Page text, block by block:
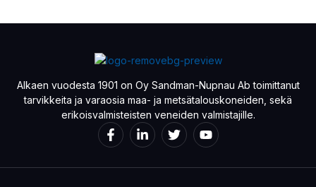
Alkaen vuodesta 1901 on Oy Sandman-Nupnau Ab toimittanut
tarvikkeita ja varaosia maa- ja metsätalouskoneiden, sekä
erikoisvalmisteisten veneiden valmistajille.